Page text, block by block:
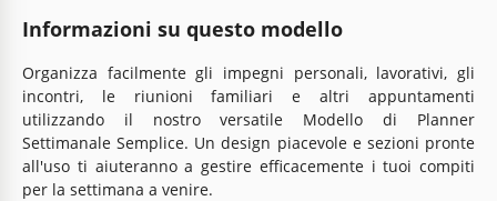
Informazioni su questo modello
Organizza facilmente gli impegni personali, lavorativi, gli
incontri, le riunioni familiari e altri appuntamenti
utilizzando il nostro versatile Modello di Planner
Settimanale Semplice. Un design piacevole e sezioni pronte
all'uso ti aiuteranno a gestire efficacemente i tuoi compiti
per la settimana a venire.